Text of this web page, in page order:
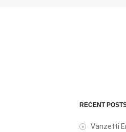
RECENT
Vanzetti